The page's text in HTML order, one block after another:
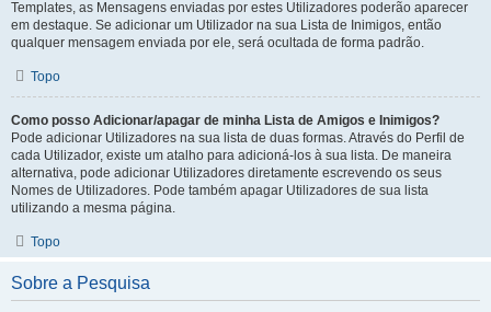
Templates, as Mensagens enviadas por estes Utilizadores poderão aparecer
em destaque. Se adicionar um Utilizador na sua Lista de Inimigos, então
qualquer mensagem enviada por ele, será ocultada de forma padrão.
Topo
Como posso Adicionar/apagar de minha Lista de Amigos e Inimigos?
Pode adicionar Utilizadores na sua lista de duas formas. Através do Perfil de
cada Utilizador, existe um atalho para adicioná-los à sua lista. De maneira
alternativa, pode adicionar Utilizadores diretamente escrevendo os seus
Nomes de Utilizadores. Pode também apagar Utilizadores de sua lista
utilizando a mesma página.
Topo
Sobre a Pesquisa